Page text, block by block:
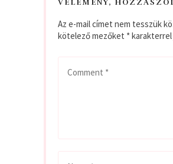
VÉLEMÉNY,
Az e-mail címet nem tesszük
kötelező mezőket *